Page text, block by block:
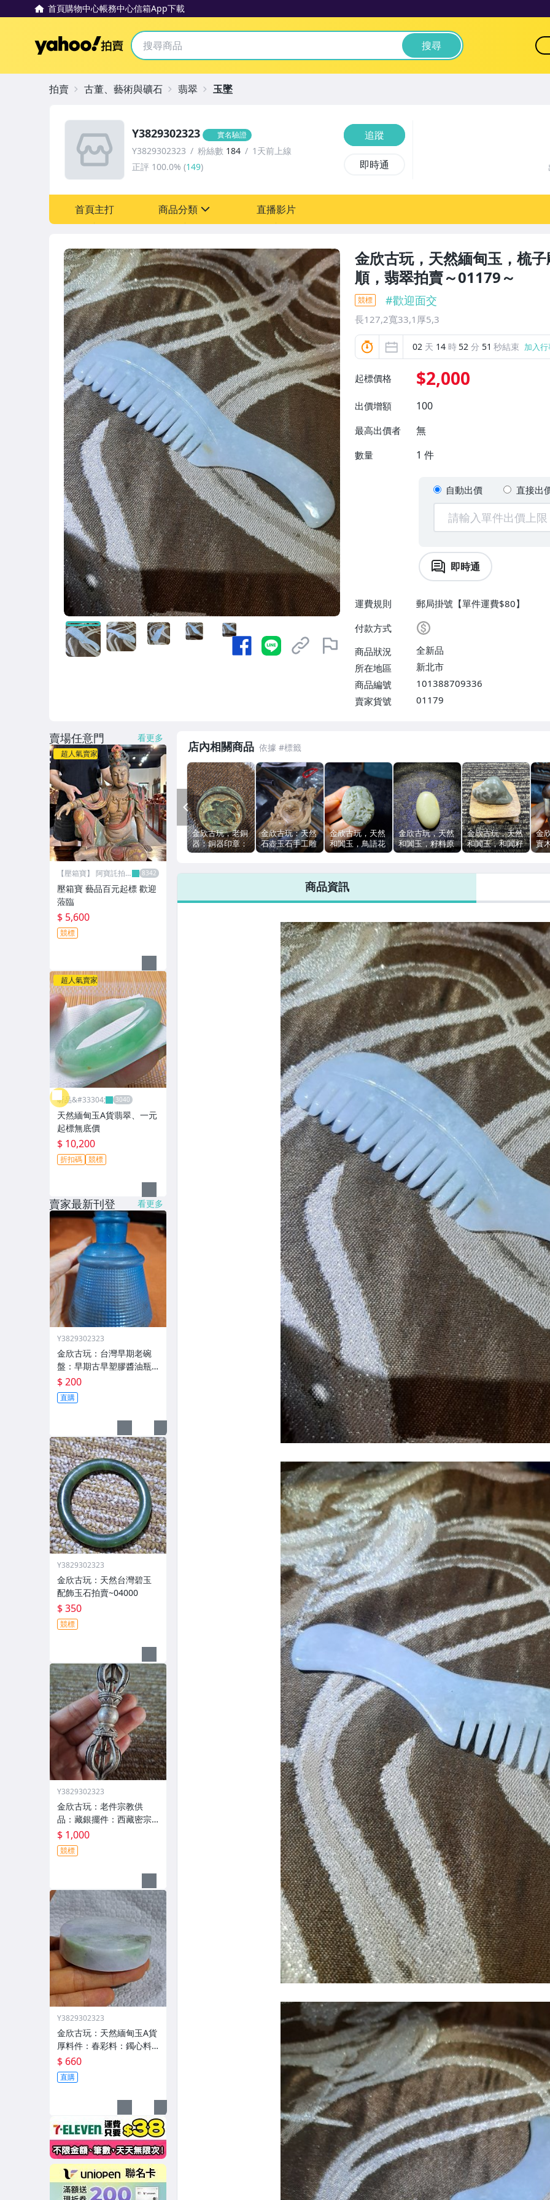
首頁購物中心帳務中心信箱App下載
Yahoo拍賣 搜尋
金欣古玩，天然緬甸玉，梳
順，翡翠拍賣～01179～
競標 #歡迎面交
長127,2寬33,1厚5,3
02 天 14 時 52 分 48 秒結束 加入
起標價格 $2,000
出價增額 100
最高出價者 無
數量 1 件
自動出價 直接出
即時通
運費規則
郵局掛號【單件運費$80】
付款方式
商品狀況
全新品
所在地區
新北市
商品編號
101388709336
賣家貨號
01179
Y3829302323 實名驗證
Y3829302323 粉絲數 184
1天前上線
正評 100.0% (149)
追蹤
即時通
首頁主打 商品分類
古董、藝術與礦石
直播影片
拍賣 古董、藝術與礦石 翡翠 玉墜
店內相關商品
金欣古玩，老銅
器：銅器印章：
銅件：大陸早期
手工打製銅器印
件字畫件印章拍
金欣古玩：天然
石壺玉石手工雕
刻件龍壺拍賣
04053
金欣古玩，天然
和闐玉，鳥語花
香喜玉墬牌子把
02819～
金欣古玩，天然
和闐玉，籽料原
石，小手把玉石
xin
金欣古玩，天然
和闐玉，和闐籽
料原石拍賣～
金
實
楊
羅
PREV
商品資訊
賣場任意門 看更多
超人氣賣家
【壓箱寶】 阿寶託拍
壓箱寶 藝品百元起標 歡迎
蒞臨
$ 5,600
競標
超人氣賣家
昕品&#33304;
天然緬甸玉A貨翡翠、一元
起標無底價
$ 10,200
折扣碼 競標
賣家最新刊登 看更多
Y3829302323
金欣古玩：台灣早期老碗
盤：早期古早塑膠醬油瓶
拍賣／02947
$ 200
直購
Y3829302323
金欣古玩：天然台灣碧玉
配飾玉石拍賣~04000
$ 350
競標
Y3829302323
金欣古玩：老件宗教供
品：藏銀擺件：西藏密宗
法器拍賣~04000
$ 1,000
競標
Y3829302323
金欣古玩：天然緬甸玉A貨
厚料件：春彩料：鐲心料
原石翡翠手把玩件紙証用
品玉石拍賣／02850
$ 660
直購